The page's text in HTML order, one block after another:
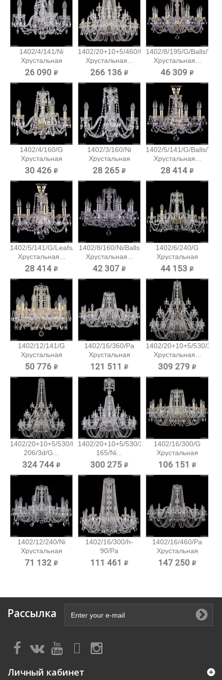
1402/4/141/Ni
Хрустальная
подвесная...
26 090 ₽
1402/20+10+5/460/G
Хрустальная...
266 136 ₽
1402/8/195/G/Balls/
Хрустальная...
46 309 ₽
1402/4/160/G
Хрустальная
подвесная...
30 426 ₽
1402/3/160/Ni
Хрустальная
подвесная...
28 265 ₽
1402/5/141/G/Balls/
Хрустальная...
28 414 ₽
1402/5/141/G/Leafs/Tube
Хрустальная...
28 414 ₽
1402/8/160/Ni/Balls
Хрустальная...
42 307 ₽
1402/6/240/G
Хрустальная
подвесная...
44 153 ₽
1402/12/141/G
Хрустальная
подвесная...
50 776 ₽
1402/16/360/Pa
Хрустальная
подвесная...
121 511 ₽
1402/20+10+5/530/3d/G
Хрустальная...
309 279 ₽
1402/20+10+5/530/h-
206/3d/G...
324 744 ₽
1402/20+10+5/530/XL-
165/Ni...
300 275 ₽
1402/16/300/G
Хрустальная
подвесная...
106 151 ₽
1402/12/240/Ni
Хрустальная
подвесная...
71 132 ₽
1402/16/300/h-
90/Pa
Хрустальная...
111 461 ₽
1402/16/460/Pa
Хрустальная
подвесная...
147 250 ₽
Рассылка
Личный кабинет